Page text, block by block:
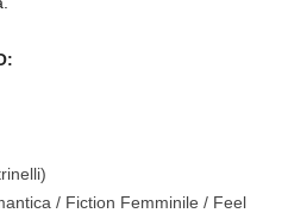
/ Fiction Femminile / Feel